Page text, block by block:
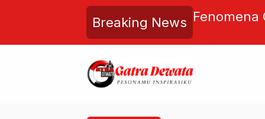
Breaking News
Denpasar
Pembongkaran RSUD
Kekecewaan Publik
Fenomena